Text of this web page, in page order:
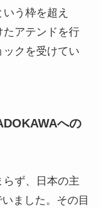
う枠を超え
たアテンドを行
クを受けてい
への
ず、日本の主
ました。その目